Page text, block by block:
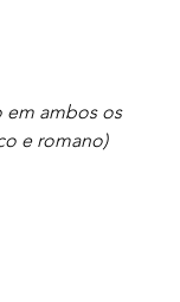
em ambos os
e romano)